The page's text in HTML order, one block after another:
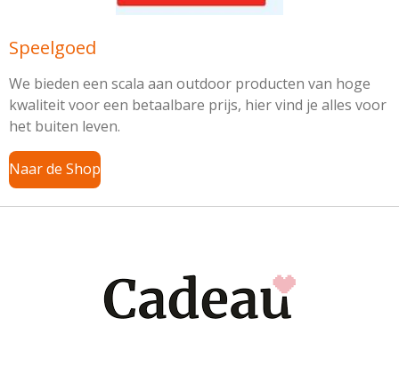
Speelgoed
We bieden een scala aan outdoor producten van hoge
kwaliteit voor een betaalbare prijs, hier vind je alles voor
het buiten leven.
Naar de Shop